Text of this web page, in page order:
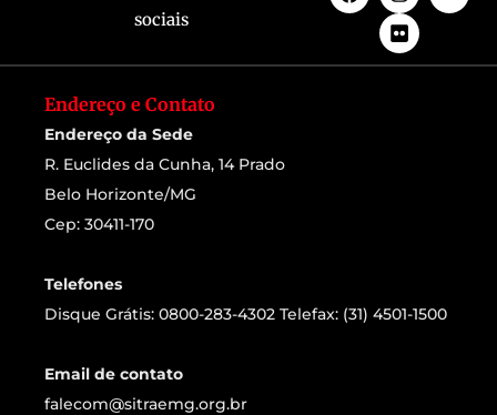
sociais
Endereço e Contato
Endereço da Sede
R. Euclides da Cunha, 14 Prado
Belo Horizonte/MG
Cep: 30411-170
Telefones
Disque Grátis: 0800-283-4302 Telefax: (31) 4501-1500
Email de contato
falecom@sitraemg.org.br